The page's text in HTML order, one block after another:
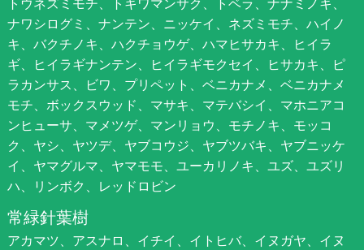
ナワシログミ、ナンテン、ニッケイ、ネズミモチ、ハイノ
キ、バクチノキ、ハクチョウゲ、ハマヒサカキ、ヒイラ
ギ、ヒイラギナンテン、ヒイラギモクセイ、ヒサカキ、ピ
ラカンサス、ビワ、プリペット、ベニカナメ、ベニカナメ
モチ、ボックスウッド、マサキ、マテバシイ、マホニアコ
ンヒューサ、マメツゲ、マンリョウ、モチノキ、モッコ
ク、ヤシ、ヤツデ、ヤブコウジ、ヤブツバキ、ヤブニッケ
イ、ヤマグルマ、ヤマモモ、ユーカリノキ、ユズ、ユズリ
ハ、リンボク、レッドロビン
常緑針葉樹
アカマツ、アスナロ、イチイ、イトヒバ、イヌガヤ、イヌ